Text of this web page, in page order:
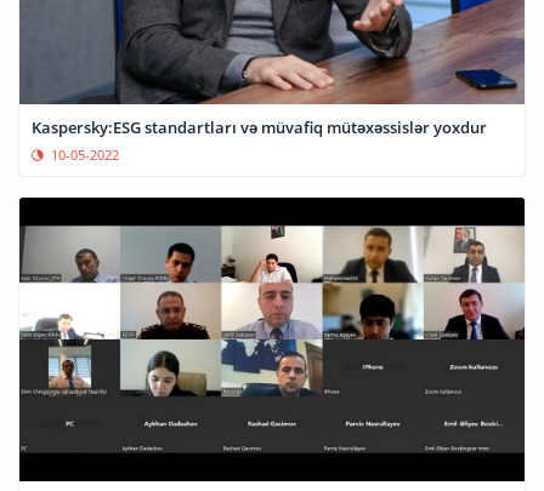
Kaspersky:ESG standartları və müvafiq mütəxəssislər yoxdur
10-05-2022